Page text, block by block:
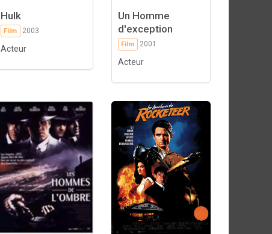
Hulk
Film 2003
Acteur
Un Homme
d'exception
Film 2001
Acteur